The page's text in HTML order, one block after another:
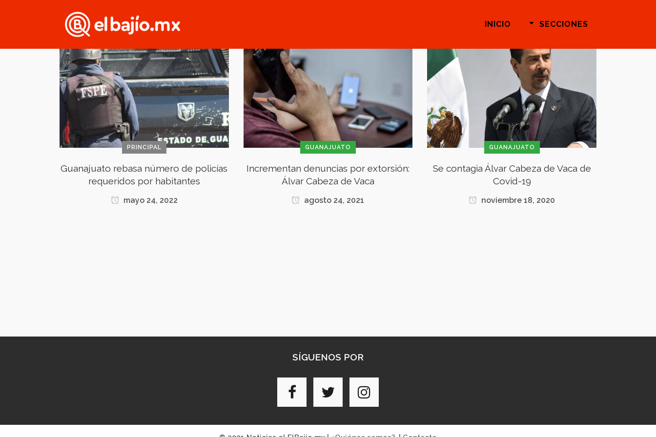
INICIO SECCIONES
PRINCIPAL
Guanajuato rebasa número de policías
requeridos por habitantes
mayo 24, 2022
GUANAJUATO
Incrementan denuncias por extorsión:
Álvar Cabeza de Vaca
agosto 24, 2021
GUANAJUATO
Se contagia Álvar Cabeza de Vaca de
Covid-19
noviembre 18, 2020
SÍGUENOS POR